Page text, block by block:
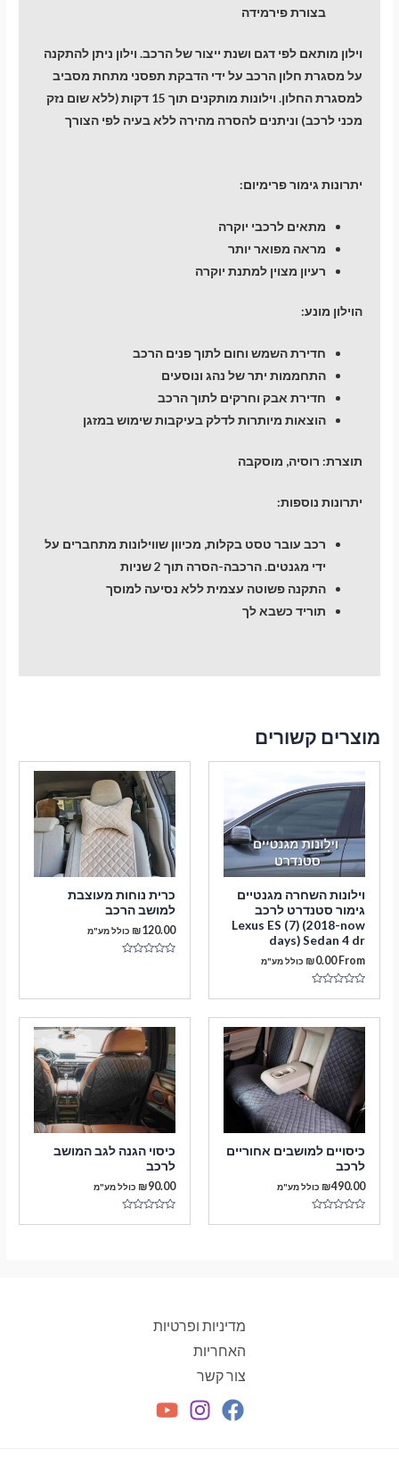
בצורת פירמידה
וילון מותאם לפי דגם ושנת ייצור של הרכב. וילון ניתן להתקנה
על מסגרת חלון הרכב על ידי הדבקת תפסני מתחת מסביב
למסגרת החלון. וילונות מותקנים תוך 15 דקות (ללא שום נזק
מכני לרכב) וניתנים להסרה מהירה ללא בעיה לפי הצורך
יתרונות גימור פרימיום:
מתאים לרכבי יוקרה
מראה מפואר יותר
רעיון מצוין למתנת יוקרה
הוילון מונע:
חדירת השמש וחום לתוך פנים הרכב
התחממות יתר של נהג ונוסעים
חדירת אבק וחרקים לתוך הרכב
הוצאות מיותרות לדלק בעיקבות שימוש במזגן
תוצרת: רוסיה, מוסקבה
יתרונות נוספות:
רכב עובר טסט בקלות, מכיוון שווילונות מתחברים על
ידי מגנטים. הרכבה-הסרה תוך 2 שניות
התקנה פשוטה עצמית ללא נסיעה למוסך
תוריד כשבא לך
מוצרים קשורים
וילונות השחרה מגנטיים
גימור סטנדרט לרכב
Lexus ES (7) (2018-now
days) Sedan 4 dr
From
₪0.00 כולל מע"מ
כרית נוחות מעוצבת
למושב הרכב
₪120.00 כולל מע"מ
כיסויים למושבים אחוריים
לרכב
₪490.00 כולל מע"מ
כיסוי הגנה לגב המושב
לרכב
₪90.00 כולל מע"מ
מדיניות ופרטיות
האחריות
צור קשר